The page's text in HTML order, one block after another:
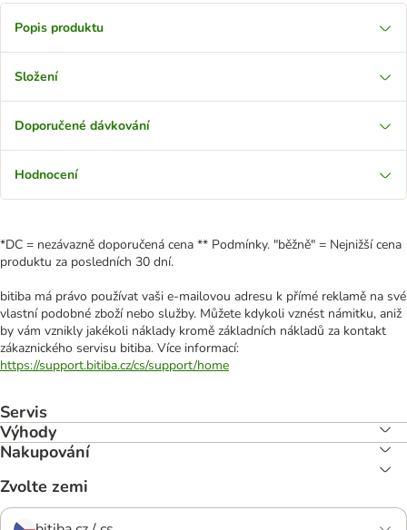
Popis produktu
Složení
Doporučené dávkování
Hodnocení
*DC = nezávazně doporučená cena ** Podmínky. "běžně" = Nejnižší cena
produktu za posledních 30 dní.
bitiba má právo používat vaši e-mailovou adresu k přímé reklamě na své
vlastní podobné zboží nebo služby. Můžete kdykoli vznést námitku, aniž
by vám vznikly jakékoli náklady kromě základních nákladů za kontakt
zákaznického servisu bitiba. Více informací:
https://support.bitiba.cz/cs/support/home
Servis
Výhody
Nakupování
Zvolte zemi